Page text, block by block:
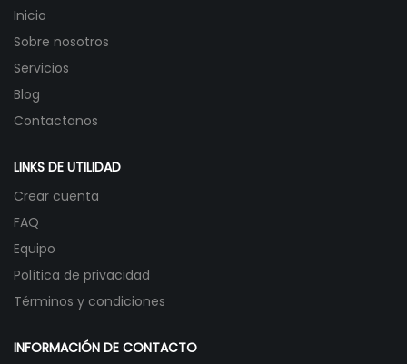
Inicio
Sobre nosotros
Servicios
Blog
Contactanos
LINKS DE UTILIDAD
Crear cuenta
FAQ
Equipo
Política de privacidad
Términos y condiciones
INFORMACIÓN DE CONTACTO